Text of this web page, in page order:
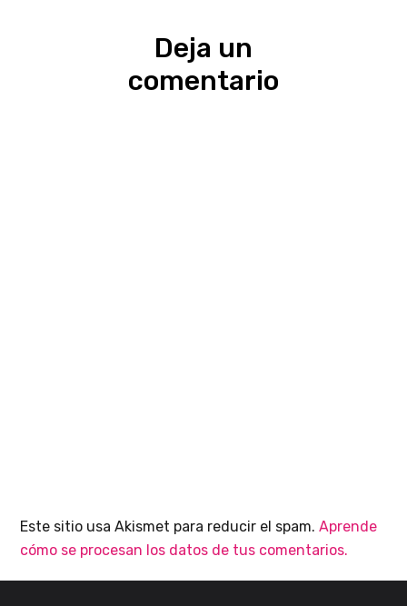
Deja un
comentario
Este sitio usa Akismet para reducir el spam.Aprende
cómo se procesan los datos de tus comentarios.